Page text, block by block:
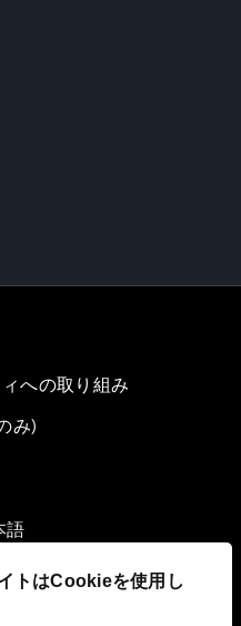
トはCookieを使用し
への取り組み
み)
語